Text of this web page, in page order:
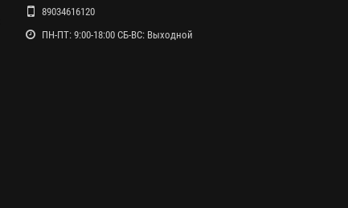
89034616120
ПН-ПТ: 9:00-18:00 СБ-ВС: Выходной